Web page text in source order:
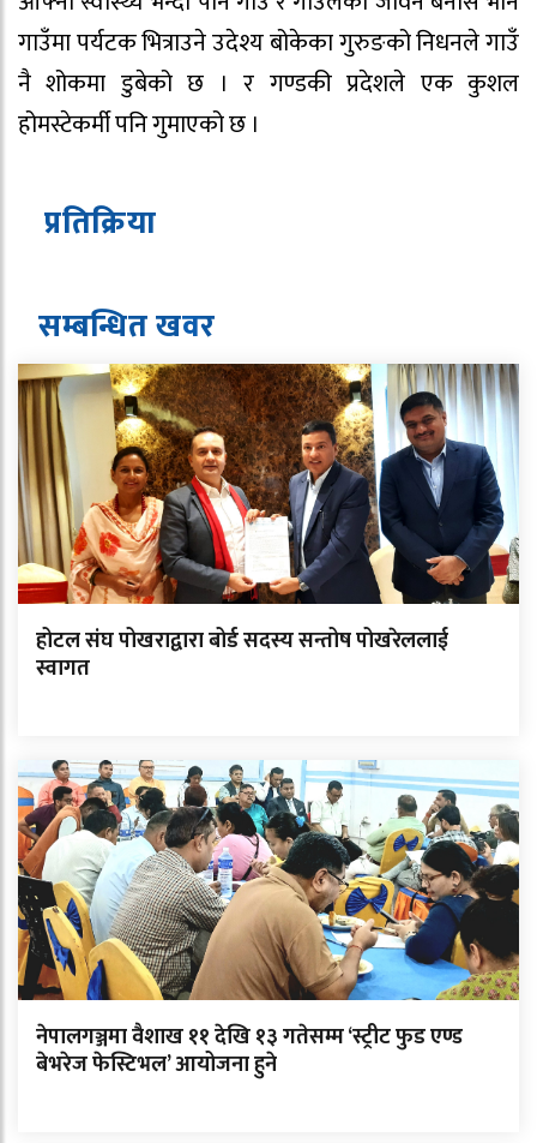
गाउँमा पर्यटक भित्राउने उदेश्य बोकेका गुरुङको निधनले गाउँ
नै शोकमा डुबेको छ । र गण्डकी प्रदेशले एक कुशल
होमस्टेकर्मी पनि गुमाएको छ ।
प्रतिक्रिया
सम्बन्धित खवर
होटल संघ पोखराद्वारा बोर्ड सदस्य सन्तोष पोखरेललाई
स्वागत
नेपालगञ्जमा वैशाख ११ देखि १३ गतेसम्म ‘स्ट्रीट फुड एण्ड
बेभरेज फेस्टिभल’ आयोजना हुने